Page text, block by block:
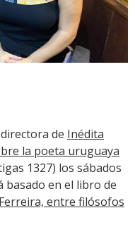
Link
de Inédita
la poeta uruguaya
1327) los sábados
basado en el libro de
entre filósofos